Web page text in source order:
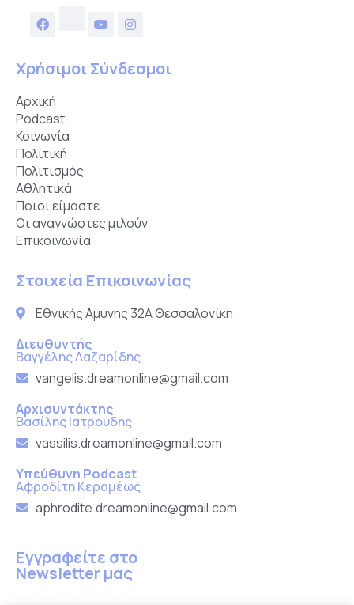
Χρήσιμοι Σύνδεσμοι
Αρχική
Podcast
Κοινωνία
Πολιτική
Πολιτισμός
Αθλητικά
Ποιοι είμαστε
Οι αναγνώστες μιλούν
Επικοινωνία
Στοιχεία Επικοινωνίας
Εθνικής Αμύνης 32Α Θεσσαλονίκη
Διευθυντής
Βαγγέλης Λαζαρίδης
vangelis.dreamonline@gmail.com
Αρχισυντάκτης
Βασίλης Ιατρούδης
vassilis.dreamonline@gmail.com
Υπεύθυνη Podcast
Αφροδίτη Κεραμέως
aphrodite.dreamonline@gmail.com
Εγγραφείτε στο
Newsletter μας